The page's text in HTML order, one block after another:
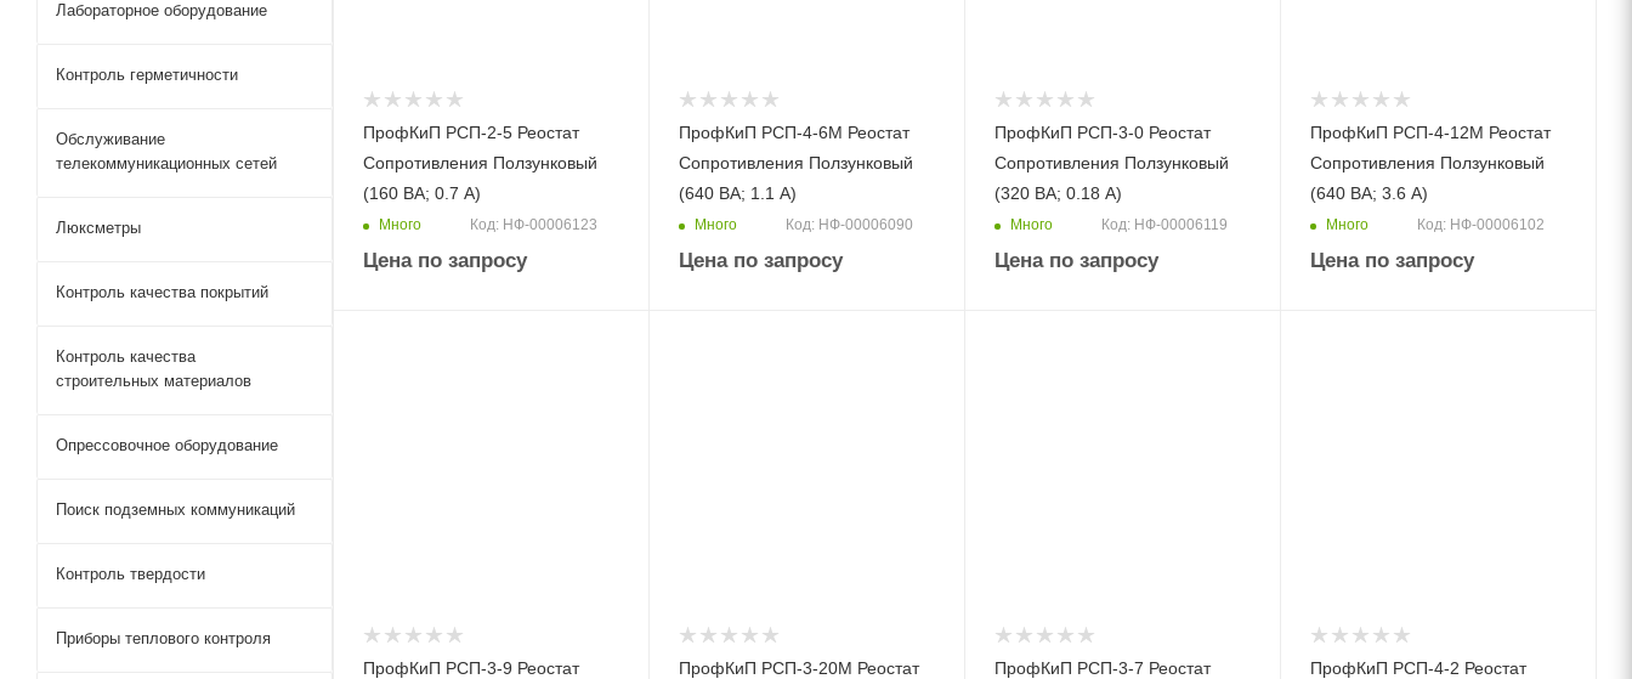
ПрофКиП РСП-2-5 Реостат
Сопротивления Ползунковый
(160 ВА; 0.7 А)
Много Код: НФ-00006123
Цена по запросу
ПрофКиП РСП-4-6М Реостат
Сопротивления Ползунковый
(640 ВА; 1.1 А)
Много Код: НФ-00006090
Цена по запросу
ПрофКиП РСП-3-0 Реостат
Сопротивления Ползунковый
(320 ВА; 0.18 А)
Много Код: НФ-00006119
Цена по запросу
ПрофКиП РСП-4-12М Реостат
Сопротивления Ползунковый
(640 ВА; 3.6 А)
Много Код: НФ-00006102
Цена по запросу
ПрофКиП РСП-3-9 Реостат
ПрофКиП РСП-3-20М Реостат
ПрофКиП РСП-3-7 Реостат
ПрофКиП РСП-4-2 Реостат
Лабораторное оборудование
Контроль герметичности
Обслуживание
телекоммуникационных сетей
Люксметры
Контроль качества покрытий
Контроль качества
строительных материалов
Опрессовочное оборудование
Поиск подземных коммуникаций
Контроль твердости
Приборы теплового контроля